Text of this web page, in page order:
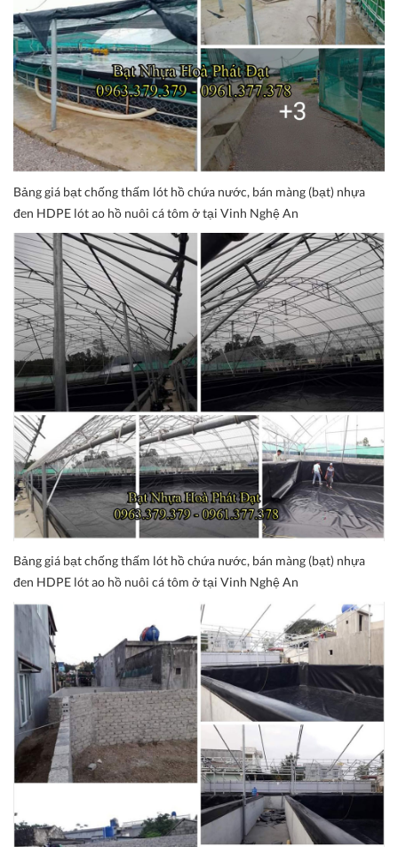
Bảng giá bạt chống thấm lót hồ chứa nước, bán màng (bạt) nhựa
đen HDPE lót ao hồ nuôi cá tôm ở tại Vinh Nghệ An
Bảng giá bạt chống thấm lót hồ chứa nước, bán màng (bạt) nhựa
đen HDPE lót ao hồ nuôi cá tôm ở tại Vinh Nghệ An